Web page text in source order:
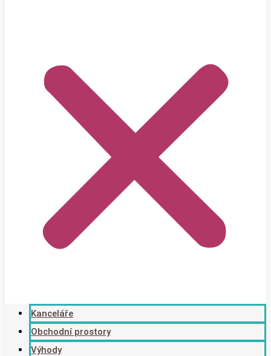
Kanceláře
Obchodní prostory
Výhody